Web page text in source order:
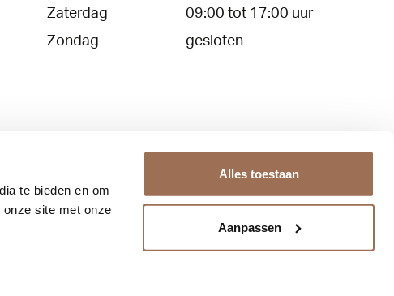
te bieden en om
site met onze
Alles toestaan
Aanpassen
Zaterdag
09:00 tot 17:00 uur
Zondag
gesloten
Over ons